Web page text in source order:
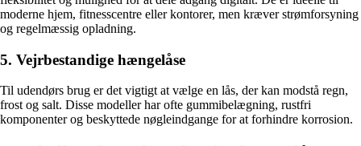
moderne hjem, fitnesscentre eller kontorer, men kræver strømforsyning
og regelmæssig opladning.
5. Vejrbestandige hængelåse
Til udendørs brug er det vigtigt at vælge en lås, der kan modstå regn,
frost og salt. Disse modeller har ofte gummibelægning, rustfri
komponenter og beskyttede nøgleindgange for at forhindre korrosion.